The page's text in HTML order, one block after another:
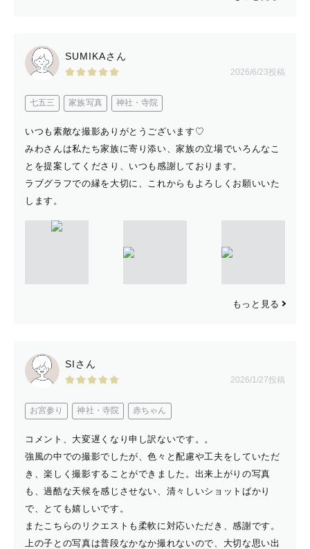
様々な経験をしているので
どんな状況でも対応可能です！！
お会いできるのを楽しみにしています。
SUMIKAさん
2026/6/23投稿
七五三 家族写真 神社・寺院
いつも素敵な撮影ありがとうございます♡
みわさんは私たち家族に寄り添い、家族の立場でいろんなこ
とを提案してくださり、いつも感謝しております。
ラブグラフでの縁を大切に、これからもよろしくお願いいた
します。
もっと見る
SIさん
2026/1/27投稿
お宮参り 神社・寺院 赤ちゃん
コメント、大変遅くなり申し訳ないです。。
強風の中での撮影でしたが、色々と配慮や工夫をしていただ
き、楽しく撮影することができました。出来上がりの写真
も、過酷な天候を感じさせない、清々しいショットばかり
で、とても嬉しいです。
またこちらのリクエストも柔軟に対応いただき、感謝です。
上の子との写真は普段なかなか撮れないので、大切な思い出